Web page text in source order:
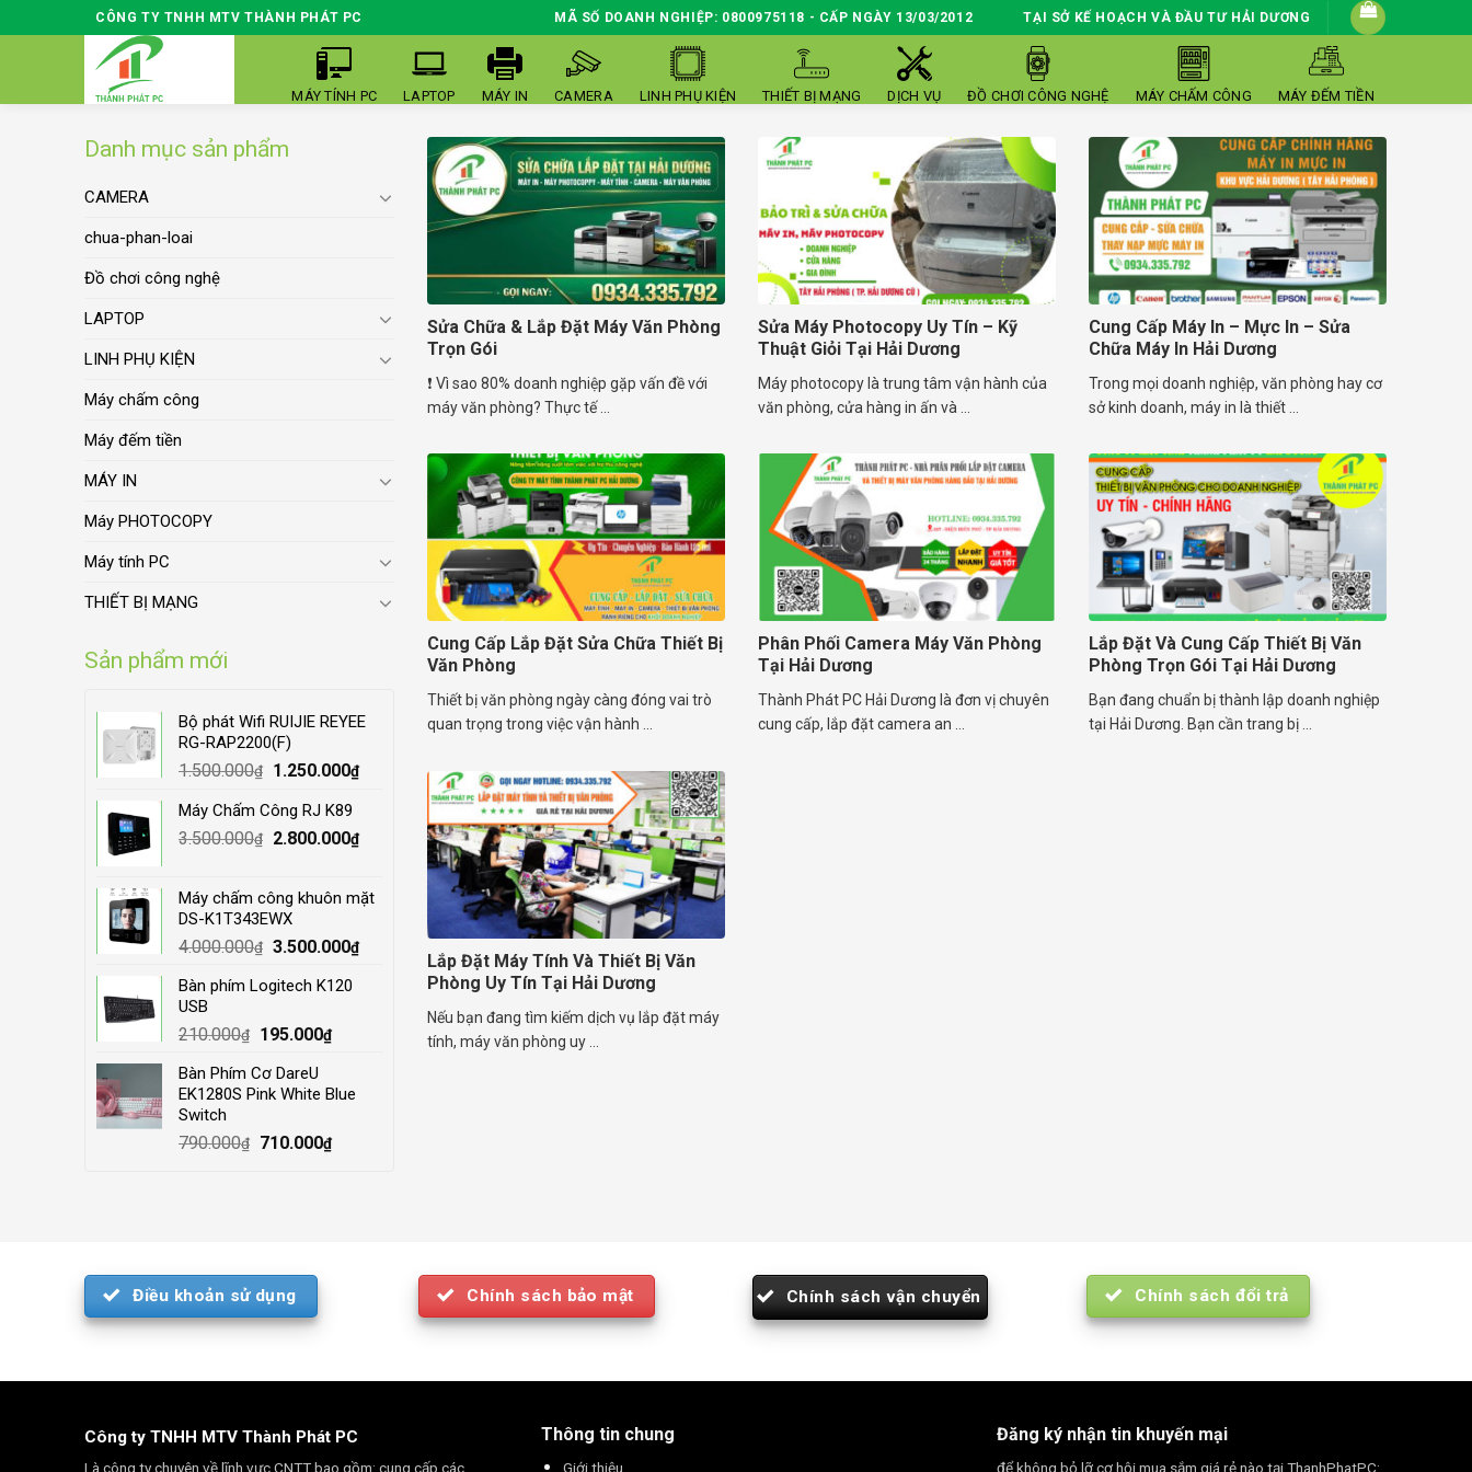
to
CÔNG TY TNHH MTV THÀNH PHÁT PC MÃ SỐ DOANH NGHIỆP: 0800975118 - CẤP NGÀY 13/03/2012 TẠI SỞ KẾ HOẠCH VÀ ĐẦU TƯ HẢI DƯƠNG
MÁY TÍNH PC LAPTOP MÁY IN CAMERA LINH PHỤ KIỆN THIẾT BỊ MẠNG DỊCH VỤ ĐỒ CHƠI CÔNG NGHỆ MÁY CHẤM CÔNG MÁY ĐẾM TIỀN
Danh mục sản phẩm
CAMERA
chua-phan-loai
Đồ chơi công nghệ
LAPTOP
LINH PHỤ KIỆN
Máy chấm công
Máy đếm tiền
MÁY IN
Máy PHOTOCOPY
Máy tính PC
THIẾT BỊ MẠNG
Sản phẩm mới
Bộ phát Wifi RUIJIE REYEE
RG-RAP2200(F)
1.500.000₫
Original
was:
1.500.000₫.
1.250.000₫Current
1.250.000₫.
Máy Chấm Công RJ K89
3.500.000₫
Original
3.500.000₫.
2.800.000₫Current
2.800.000₫.
Máy chấm công khuôn mặt
DS-K1T343EWX
4.000.000₫ Original
was:
3.500.000₫Current
3.500.000₫.
Bàn phím Logitech K120
USB
210.000₫
Original
was:
210.000₫.
195.000₫Current
195.000₫.
Bàn Phím Cơ DareU
EK1280S Pink White Blue
Switch
790.000₫
Original
710.000₫Current
Sửa Chữa & Lắp Đặt Máy Văn Phòng
Trọn Gói
❗ Vì sao 80% doanh nghiệp gặp vấn đề với
máy văn phòng? Thực tế ...
Sửa Máy Photocopy Uy Tín – Kỹ
Thuật Giỏi Tại Hải Dương
Máy photocopy là trung tâm vận hành của
văn phòng, cửa hàng in ấn và ...
Cung Cấp Máy In – Mực In – Sửa
Chữa Máy In Hải Dương
Trong mọi doanh nghiệp, văn phòng hay cơ
sở kinh doanh, máy in là thiết ...
Cung Cấp Lắp Đặt Sửa Chữa Thiết Bị
Văn Phòng
Thiết bị văn phòng ngày càng đóng vai trò
quan trọng trong việc vận hành ...
Phân Phối Camera Máy Văn Phòng
Tại Hải Dương
Thành Phát PC Hải Dương là đơn vị chuyên
cung cấp, lắp đặt camera an ...
Lắp Đặt Và Cung Cấp Thiết Bị Văn
Phòng Trọn Gói Tại Hải Dương
Bạn đang chuẩn bị thành lập doanh nghiệp
tại Hải Dương. Bạn cần trang bị ...
Lắp Đặt Máy Tính Và Thiết Bị Văn
Phòng Uy Tín Tại Hải Dương
Nếu bạn đang tìm kiếm dịch vụ lắp đặt máy
tính, máy văn phòng uy ...
Điều khoản sử dụng Chính sách bảo mật Chính sách vận chuyển Chính sách đổi trả
Công ty TNHH MTV Thành Phát PC
Là công ty chuyên về lĩnh vực CNTT bao gồm: cung cấp các
Thông tin chung
Giới thiệu
Đăng ký nhận tin khuyến mại
để không bỏ lỡ cơ hội mua sắm giá rẻ nào tại ThanhPhatPC: